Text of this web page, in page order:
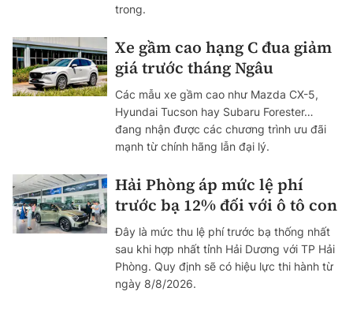
trong.
Xe gầm cao hạng C đua giảm
giá trước tháng Ngâu
Các mẫu xe gầm cao như Mazda CX-5,
Hyundai Tucson hay Subaru Forester…
đang nhận được các chương trình ưu đãi
mạnh từ chính hãng lẫn đại lý.
Hải Phòng áp mức lệ phí
trước bạ 12% đối với ô tô con
Đây là mức thu lệ phí trước bạ thống nhất
sau khi hợp nhất tỉnh Hải Dương với TP Hải
Phòng. Quy định sẽ có hiệu lực thi hành từ
ngày 8/8/2026.